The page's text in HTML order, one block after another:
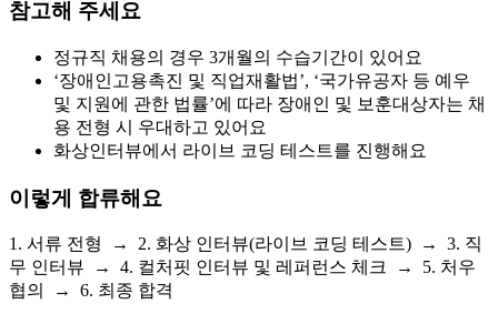
참고해 주세요
정규직 채용의 경우 3개월의 수습기간이 있어요
‘장애인고용촉진 및 직업재활법’, ‘국가유공자 등 예우
및 지원에 관한 법률’에 따라 장애인 및 보훈대상자는 채
용 전형 시 우대하고 있어요
화상인터뷰에서 라이브 코딩 테스트를 진행해요
이렇게 합류해요
1. 서류 전형 → 2. 화상 인터뷰(라이브 코딩 테스트) → 3. 직
무 인터뷰 → 4. 컬처핏 인터뷰 및 레퍼런스 체크 → 5. 처우
협의 → 6. 최종 합격